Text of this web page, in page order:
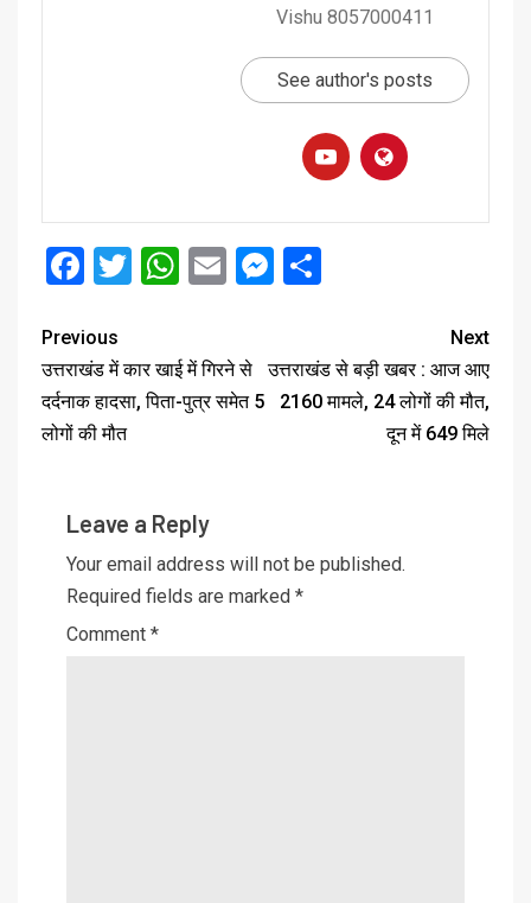
Vishu 8057000411
See author's posts
Facebook
Twitter
WhatsApp
EmailMessenger
Previous
उत्तराखंड में कार खाई में गिरने से
दर्दनाक हादसा, पिता-पुत्र समेत 5
लोगों की मौत
Next
उत्तराखंड से बड़ी खबर : आज आए
2160 मामले, 24 लोगों की मौत,
दून में 649 मिले
Leave a Reply
Your email address will not be published.
Required fields are marked *
Comment *